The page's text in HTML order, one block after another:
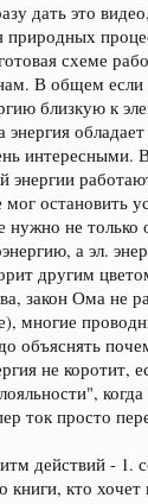
дать это
природных
схеме
В общем если
близкую к
энергия
интересными.
энергии
мог остановить
нужно не
а эл.
другим
закон Ома не
многие
объяснять
не коротит,
когда
ток просто
действий - 1.
книги, кто хочет